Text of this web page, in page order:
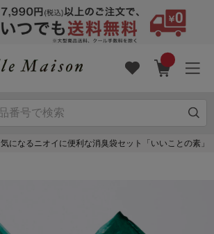
気になるニオイに便利な消臭袋セット「いいことの素」